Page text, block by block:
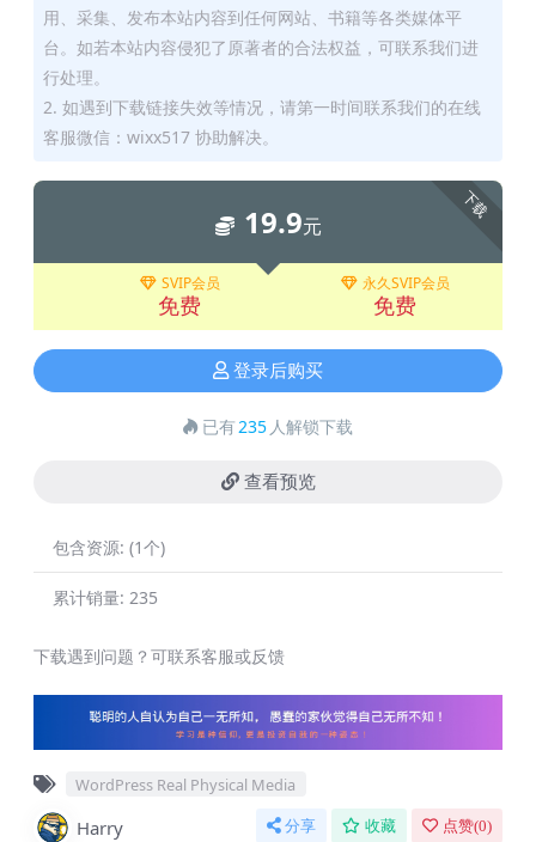
用、采集、发布本站内容到任何网站、书籍等各类媒体平
台。如若本站内容侵犯了原著者的合法权益，可联系我们进
行处理。
2. 如遇到下载链接失效等情况，请第一时间联系我们的在线
客服微信：wixx517 协助解决。
下载
19.9元
SVIP会员
免费
永久SVIP会员
免费
登录后购买
已有235 人解锁下载
查看预览
包含资源: (1个)
累计销量: 235
下载遇到问题？可联系客服或反馈
WordPress Real Physical Media
Harry 分享 收藏 点赞(0)